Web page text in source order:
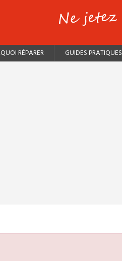
RÉPARER GUIDES PRATIQUES